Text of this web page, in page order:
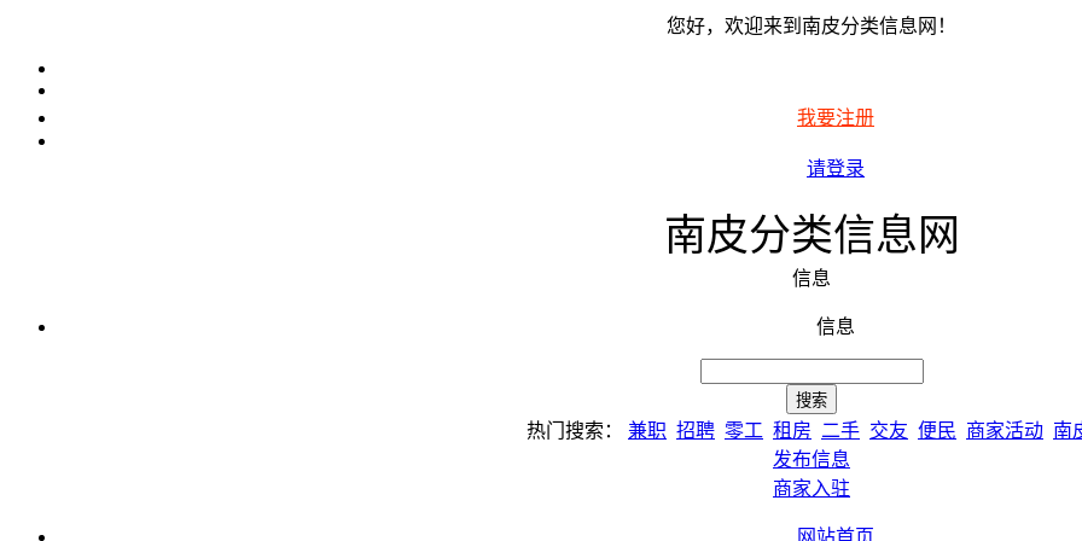
您好，欢迎来到南皮分类信息网！
我要注册
请登录
南皮分类信息网
信息
信息
热门搜索： 兼职 招聘 零工 租房 二手 交友 便民 商家活动 南
发布信息
商家入驻
网站首页